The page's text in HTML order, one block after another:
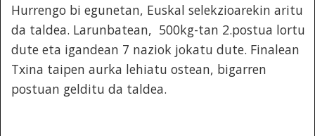
Hurrengo bi egunetan, Euskal selekzioarekin aritu
da taldea. Larunbatean, 500kg-tan 2.postua lortu
dute eta igandean 7 naziok jokatu dute. Finalean
Txina taipen aurka lehiatu ostean, bigarren
postuan gelditu da taldea.